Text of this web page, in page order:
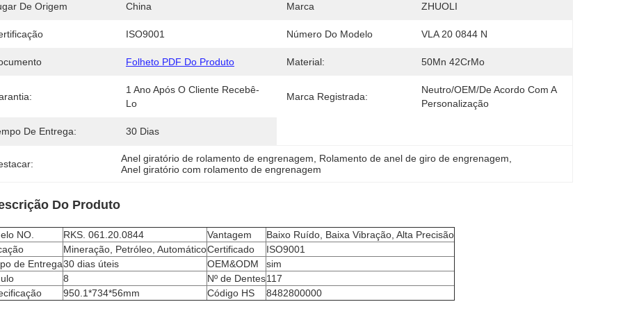
De Origem China Marca ZHUOLI
ISO9001 Número Do Modelo VLA 20 0844 N
Folheto PDF Do Produto Material: 50Mn 42CrMo
1 Ano Após O Cliente Recebê-
Lo
Marca Registrada:
Neutro/OEM/De Acordo Com A
Personalização
De Entrega: 30 Dias
Anel giratório de rolamento de engrenagem Rolamento de anel de giro de engrenagem
Anel giratório com rolamento de engrenagem
Do Produto
NO. RKS. 061.20.0844 Vantagem
Baixo Ruído, Baixa Vibração, Alta Precisão
Mineração, Petróleo, AutomáticoCertificado
ISO9001
de Entrega30 dias úteis OEM&ODM
sim
8 Nº de Dentes117
950.1*734*56mm Código HS 8482800000